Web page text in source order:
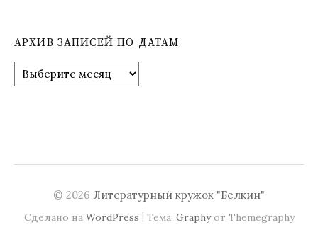
АРХИВ ЗАПИСЕЙ ПО ДАТАМ
р
а
© 2026 Литературный кружок "Белкин"
Сделано на WordPress | Тема: Graphyот Themegraphy